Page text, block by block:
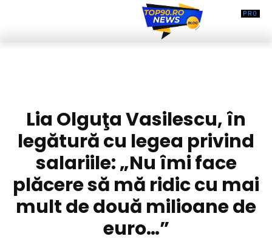
Lia Olguţa Vasilescu, în
legătură cu legea privind
salariile: „Nu îmi face
plăcere să mă ridic cu mai
mult de două milioane de
euro…”